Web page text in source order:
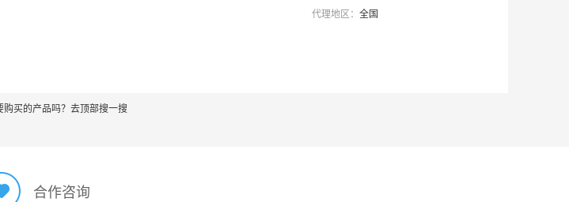
代理地区： 全国
购买的产品吗？去顶部搜一搜
合作咨询